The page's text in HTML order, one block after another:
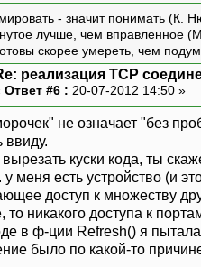
public void
{
foreach (
{
try
{
.
catch
{
.Socked
}
}
IPAddress
{
get
{ return
set {
}
int _portNumber;
{
get { return
set {
}
public
- значит понимать (К.
лучше, чем вправленное
скорее умереть, чем
реализация TCP
Ответ #6 : 20-07-2012 14:50 »
не означает "без
ввиду.
куски кода, ты
меня есть устройство (и
доступ к множеству
то никакого доступа к
в ф-ции Refresh() я
было по какой-то